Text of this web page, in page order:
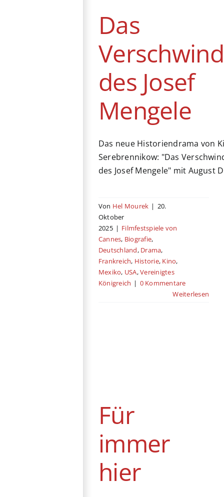
Das
des Josef
Mengele
Das neue Historiendrama von
Serebrennikow: "Das
des Josef Mengele" mit August
Von Hel Mourek | 20.
Oktober
2025 | Filmfestspiele von
Cannes, Biografie,
Deutschland, Drama,
Frankreich, Historie, Kino,
Mexiko, USA,Vereinigtes
Königreich | 0 Kommentare
Weiterlesen
Für
immer
hier